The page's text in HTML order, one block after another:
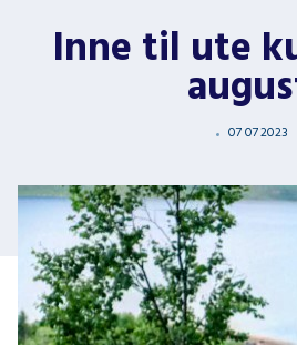
Inne til ute
07072023